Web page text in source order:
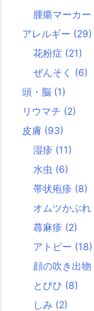
腫瘍マーカー
アレルギー (29)
花粉症 (21)
ぜんそく (6)
頭・脳 (1)
リウマチ (2)
皮膚 (93)
湿疹 (11)
水虫 (6)
帯状疱疹 (8)
オムツかぶれ
蕁麻疹 (2)
アトピー (18)
顔の吹き出物
とびひ (8)
しみ (2)